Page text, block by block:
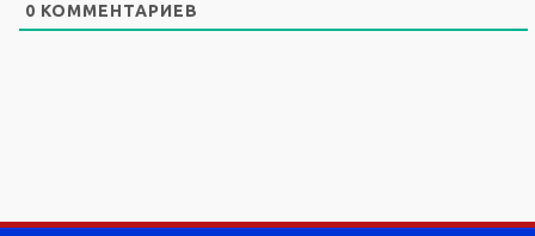
0 КОММЕНТАРИЕВ